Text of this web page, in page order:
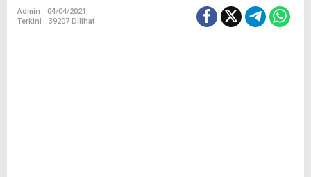
Admin
04/04/2021
Terkini
39207 Dilihat